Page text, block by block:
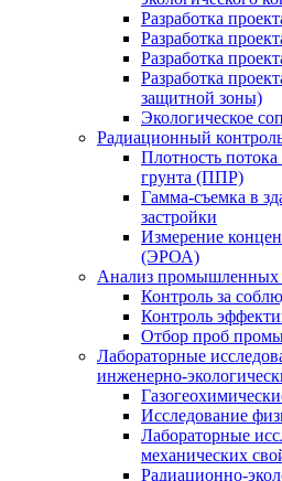
Разработка
Разработка
Разработка
Разработка
защитной зоны)
Экологическое
Радиационный
Плотность
грунта (ППР)
Гамма-съемка в
застройки
Измерение
(ЭРОА)
Анализ промышленных
Контроль за
Контроль
Отбор проб
Лабораторные
инженерно-
Исследование
Лабораторные
механических
Радиационно-